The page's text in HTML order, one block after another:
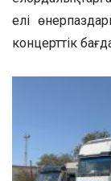
елі
концерттік